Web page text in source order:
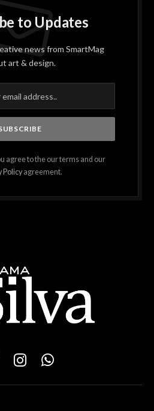
to Updates
news from SmartMag
art & design.
agree to the our terms and our
Policy agreement.
InstagramWhatsApp